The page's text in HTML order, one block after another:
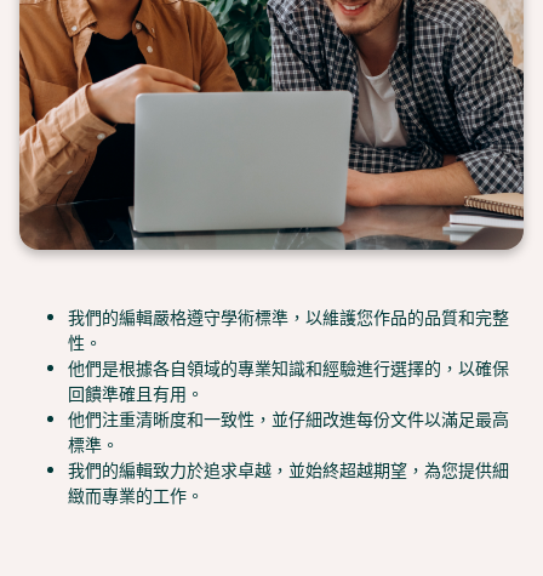
我們的編輯嚴格遵守學術標準，以維護您作品的品質和完整
性。
他們是根據各自領域的專業知識和經驗進行選擇的，以確保
回饋準確且有用。
他們注重清晰度和一致性，並仔細改進每份文件以滿足最高
標準。
我們的編輯致力於追求卓越，並始終超越期望，為您提供細
緻而專業的工作。